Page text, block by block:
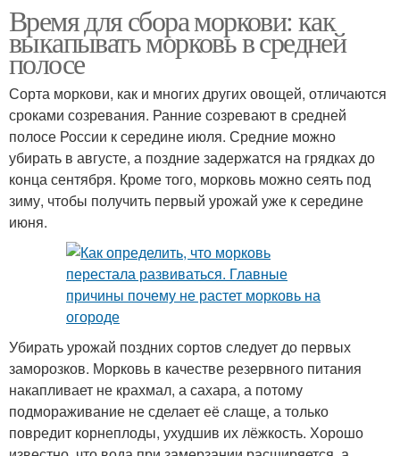
Время для сбора моркови: как
выкапывать морковь в средней
полосе
Сорта моркови, как и многих других овощей, отличаются
сроками созревания. Ранние созревают в средней
полосе России к середине июля. Средние можно
убирать в августе, а поздние задержатся на грядках до
конца сентября. Кроме того, морковь можно сеять под
зиму, чтобы получить первый урожай уже к середине
июня.
Убирать урожай поздних сортов следует до первых
заморозков. Морковь в качестве резервного питания
накапливает не крахмал, а сахара, а потому
подмораживание не сделает её слаще, а только
повредит корнеплоды, ухудшив их лёжкость. Хорошо